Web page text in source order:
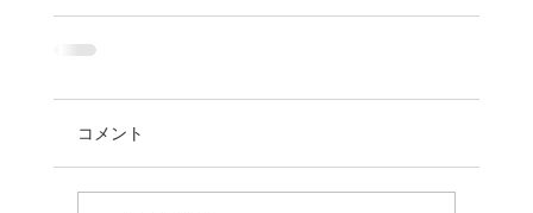
コメント